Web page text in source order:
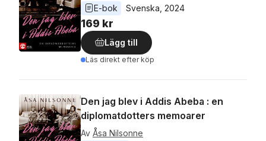
E-bok
Svenska 2024
169 kr
Lägg till
Läs direkt efter köp
Den jag blev i Addis Abeba : en
diplomatdotters memoarer
Av Åsa Nilsonne